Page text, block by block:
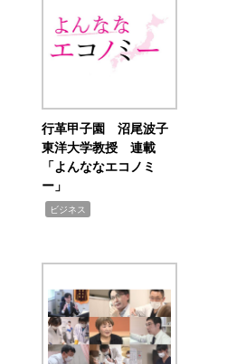
行革甲子園 沼尾波子
東洋大学教授 連載
「よんななエコノミ
ー」
ビジネス